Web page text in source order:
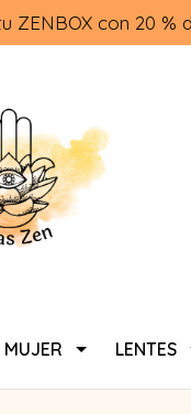
ZENBOX con 20 %
MUJER LENTES